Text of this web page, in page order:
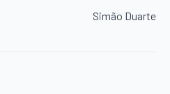
Simão Duarte